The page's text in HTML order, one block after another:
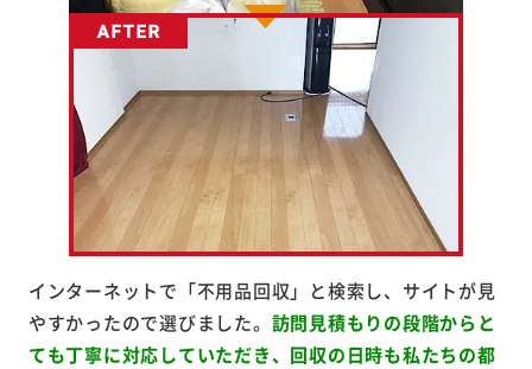
インターネットで「不用品回収」と検索し、サイトが見
やすかったので選びました。 訪問見積もりの段階からと
ても丁寧に対応していただき、回収の日時も私たちの都